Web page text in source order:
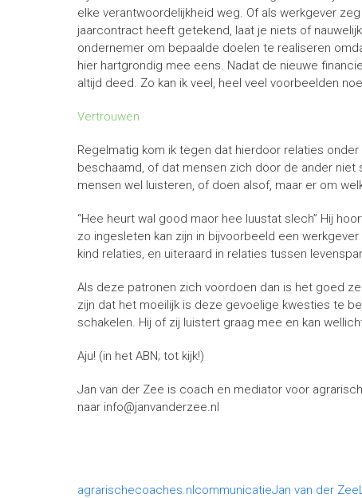
elke verantwoordelijkheid weg. Of als werkgever
jaarcontract heeft getekend, laat je niets of
ondernemer om bepaalde doelen te realiseren
hier hartgrondig mee eens. Nadat de nieuwe
altijd deed. Zo kan ik veel, heel veel voorbeelden
Vertrouwen
Regelmatig kom ik tegen dat hierdoor relaties
beschaamd, of dat mensen zich door de ander
mensen wel luisteren, of doen alsof, maar er om
“Hee heurt wal good maor hee luustat slech” Hij
zo ingesleten kan zijn in bijvoorbeeld een
kind relaties, en uiteraard in relaties tussen
Als deze patronen zich voordoen dan is het goed
zijn dat het moeilijk is deze gevoelige kwesties te
schakelen. Hij of zij luistert graag mee en kan
Aju! (in het ABN; tot kijk!)
Jan van der Zee is coach en mediator voor
naar info@janvanderzee.nl
agrarischecoaches.nlcommunicatieJan van der Zee